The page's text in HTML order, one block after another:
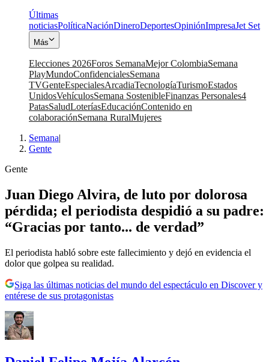
Últimas
noticiasPolíticaNaciónDineroDeportesOpiniónImpresaJet Set
Más
Elecciones 2026Foros SemanaMejor ColombiaSemana
PlayMundoConfidencialesSemana
TVGenteEspecialesArcadiaTecnologíaTurismoEstados
UnidosVehículosSemana SostenibleFinanzas Personales4
PatasSaludLoteríasEducaciónContenido en
colaboraciónSemana RuralMujeres
Semana|
Gente
Gente
Juan Diego Alvira, de luto por dolorosa
pérdida; el periodista despidió a su padre:
“Gracias por tanto... de verdad”
El periodista habló sobre este fallecimiento y dejó en evidencia el
dolor que golpea su realidad.
Siga las últimas noticias del mundo del espectáculo en Discover y
entérese de sus protagonistas